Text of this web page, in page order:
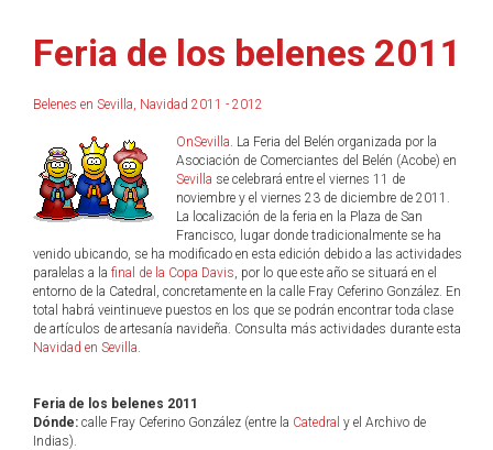
Feria de los belenes 2011
Belenes en Sevilla, Navidad 2011 - 2012
OnSevilla. La Feria del Belén organizada por la
Asociación de Comerciantes del Belén (Acobe) en
Sevilla se celebrará entre el viernes 11 de
noviembre y el viernes 23 de diciembre de 2011.
La localización de la feria en la Plaza de San
Francisco, lugar donde tradicionalmente se ha
venido ubicando, se ha modificado en esta edición debido a las actividades
paralelas a la final de la Copa Davis, por lo que este año se situará en el
entorno de la Catedral, concretamente en la calle Fray Ceferino González. En
total habrá veintinueve puestos en los que se podrán encontrar toda clase
de artículos de artesanía navideña. Consulta más actividades durante esta
Navidad en Sevilla.
Feria de los belenes 2011
Dónde: calle Fray Ceferino González (entre la Catedral y el Archivo de
Indias).